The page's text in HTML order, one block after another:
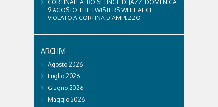
CORTINATEATRO SI TINGE DI JAZZ: DOMENICA
9 AGOSTO THE TWISTERS WHIT ALICE
VIOLATO A CORTINA D’AMPEZZO
ARCHIVI
Agosto 2026
Luglio 2026
Giugno 2026
Maggio 2026